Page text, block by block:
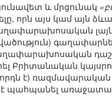
և մրցունակ
որն այս կամ այն
գաղափարախոսական
Բրիտանական
է) ռազմավարական
է պահպանել